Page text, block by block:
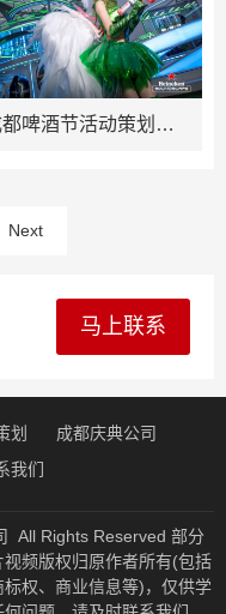
成都啤酒节活动策划公司
Next
马上联系
划
成都庆典公司
我们
All Rights Reserved 部分
频版权归原作者所有(包括
权、商业信息等)，仅供学